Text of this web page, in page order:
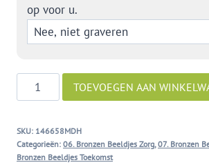
op voor u.
Samen
naar
toekomst
kijken
TOEVOEGEN AAN
SKU: 146658MDH
Categorieën: 06. Bronzen Beeldjes Zorg,07. Bronzen
Bronzen Beeldjes Toekomst